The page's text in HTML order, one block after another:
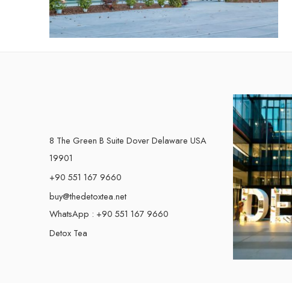
8 The Green B Suite Dover Delaware USA
19901
+90 551 167 9660
buy@thedetoxtea.net
WhatsApp : +90 551 167 9660
Detox Tea